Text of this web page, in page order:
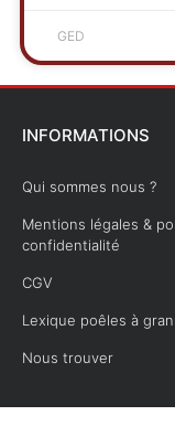
GED
INFORMATIONS
Qui sommes nous ?
Mentions légales &
confidentialité
CGV
Lexique poêles à
Nous trouver